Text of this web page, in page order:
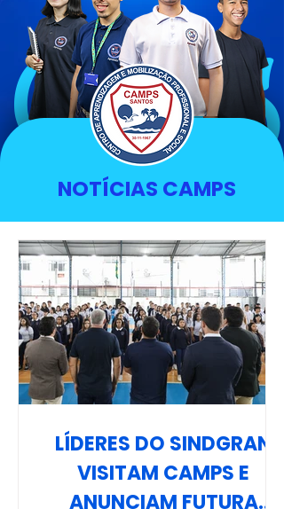
CAMPS
NOTÍCIAS CAMPS
LÍDERES DO SINDGRAN
VISITAM CAMPS E
ANUNCIAM FUTURA